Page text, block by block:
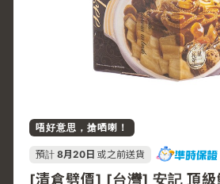
唔好意思，搶哂喇！
預計 8月20日 或之前送貨
[清倉劈價] [台灣] 安記 頂級